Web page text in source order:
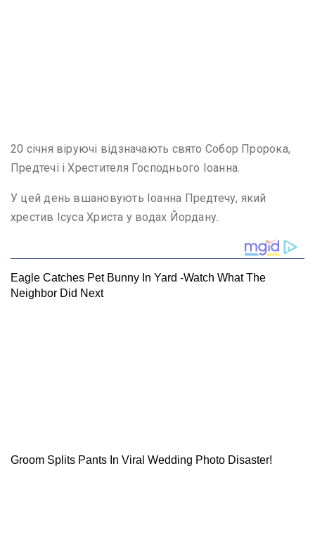
20 січня віруючі відзначають свято Собор Пророка,
Предтечі і Хрестителя Господнього Іоанна.
У цей день вшановують Іоанна Предтечу, який
хрестив Ісуса Христа у водах Йордану.